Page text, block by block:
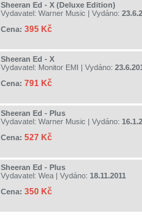
Sheeran Ed - X (Deluxe Edition)
Vydavatel: Warner Music | Vydáno:
Cena: 395 Kč
Sheeran Ed - X
Vydavatel: Monitor EMI | Vydáno:
Cena: 791 Kč
Sheeran Ed - Plus
Vydavatel: Warner Music | Vydáno:
Cena: 527 Kč
Sheeran Ed - Plus
Vydavatel: Wea | Vydáno: 18.11.2011
Cena: 350 Kč